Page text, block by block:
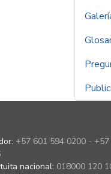
+57 601 594 0200 - +57
nacional: 018000 120